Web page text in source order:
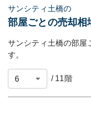
サンシティ土橋の
部屋ごとの売却相
サンシティ土橋の部屋
す。
/ 11 階